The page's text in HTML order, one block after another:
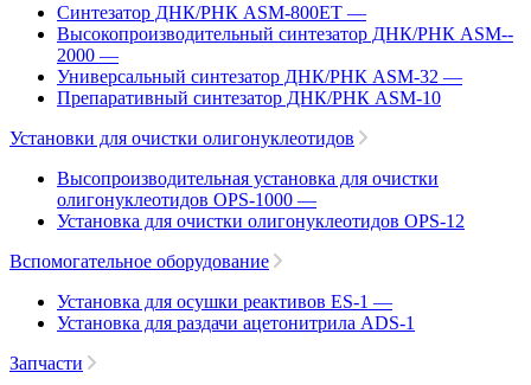
Синтезатор ДНК/РНК ASM-­800ET —
Высокопроизводительный синтезатор ДНК/РНК ASM-­
2000 —
Универсальный синтезатор ДНК/РНК ASM-­32 —
Препаративный синтезатор ДНК/РНК ASM-­10
Установки для очистки олигонуклеотидов
Высопроизводительная установка для очистки
олигонуклеотидов OPS-­1000 —
Установка для очистки олигонуклеотидов OPS-­12
Вспомогательное оборудование
Установка для осушки реактивов ES-­1 —
Установка для раздачи ацетонитрила ADS-1
Запчасти